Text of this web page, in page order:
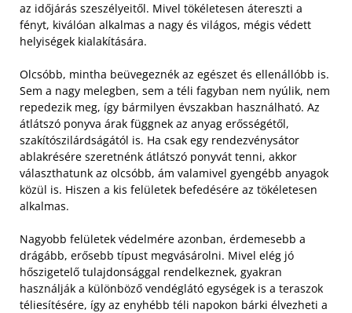
az időjárás szeszélyeitől. Mivel tökéletesen átereszti a
fényt, kiválóan alkalmas a nagy és világos, mégis védett
helyiségek kialakítására.
Olcsóbb, mintha beüvegeznék az egészet és ellenállóbb is.
Sem a nagy melegben, sem a téli fagyban nem nyúlik, nem
repedezik meg, így bármilyen évszakban használható. Az
átlátszó ponyva árak függnek az anyag erősségétől,
szakítószilárdságától is. Ha csak egy rendezvénysátor
ablakrésére szeretnénk átlátszó ponyvát tenni, akkor
választhatunk az olcsóbb, ám valamivel gyengébb anyagok
közül is. Hiszen a kis felületek befedésére az tökéletesen
alkalmas.
Nagyobb felületek védelmére azonban, érdemesebb a
drágább, erősebb típust megvásárolni. Mivel elég jó
hőszigetelő tulajdonsággal rendelkeznek, gyakran
használják a különböző vendéglátó egységek is a teraszok
téliesítésére, így az enyhébb téli napokon bárki élvezheti a